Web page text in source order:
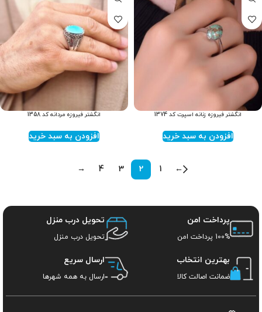
انگشتر فیروزه زنانه اسپرت کد 1374
افزودن به سبد خرید
انگشتر فیروزه مردانه کد 1358
افزودن به سبد خرید
←
1
2
3
4
→
پرداخت امن
100% پرداخت امن
تحویل درب منزل
تحویل درب منزل
بهترین انتخاب
ضمانت اصالت کالا
ارسال سریع
ارسال به همه شهرها